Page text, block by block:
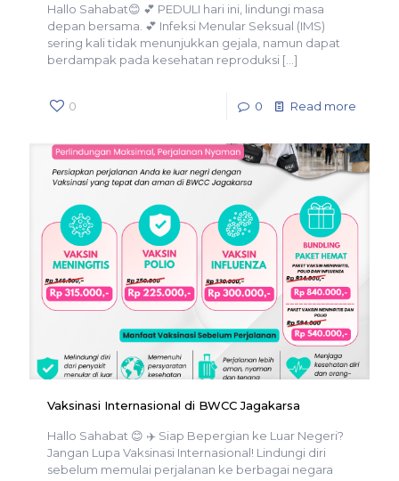
Hallo Sahabat😊 💕 PEDULI hari ini, lindungi masa
depan bersama. 💕 Infeksi Menular Seksual (IMS)
sering kali tidak menunjukkan gejala, namun dapat
berdampak pada kesehatan reproduksi […]
0 0 Read more
Vaksinasi Internasional di BWCC Jagakarsa
Hallo Sahabat 😊 ✈️ Siap Bepergian ke Luar Negeri?
Jangan Lupa Vaksinasi Internasional! Lindungi diri
sebelum memulai perjalanan ke berbagai negara